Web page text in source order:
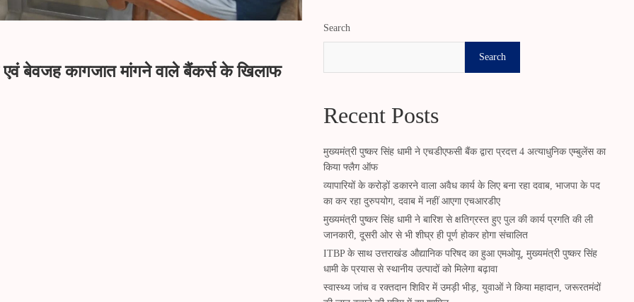
बेवजह कागजात मांगने वाले बैंकर्स के खिलाफ
Search
Search
Recent Posts
मुख्यमंत्री पुष्कर सिंह धामी ने एचडीएफसी बैंक द्वारा प्रदत्त 4 अत्याधुनिक एम्बुलेंस का
किया फ्लैग ऑफ
व्यापारियों के करोड़ों डकारने वाला अवैध कार्य के लिए बना रहा दवाब, भाजपा के पद
का कर रहा दुरुपयोग, दवाब में नहीं आएगा एचआरडीए
मुख्यमंत्री पुष्कर सिंह धामी ने बारिश से क्षतिग्रस्त हुए पुल की कार्य प्रगति की ली
जानकारी, दूसरी ओर से भी शीघ्र ही पूर्ण होकर होगा संचालित
ITBP के साथ उत्तराखंड औद्यानिक परिषद का हुआ एमओयू, मुख्यमंत्री पुष्कर सिंह
धामी के प्रयास से स्थानीय उत्पादों को मिलेगा बढ़ावा
स्वास्थ्य जांच व रक्तदान शिविर में उमड़ी भीड़, युवाओं ने किया महादान, जरूरतमंदों